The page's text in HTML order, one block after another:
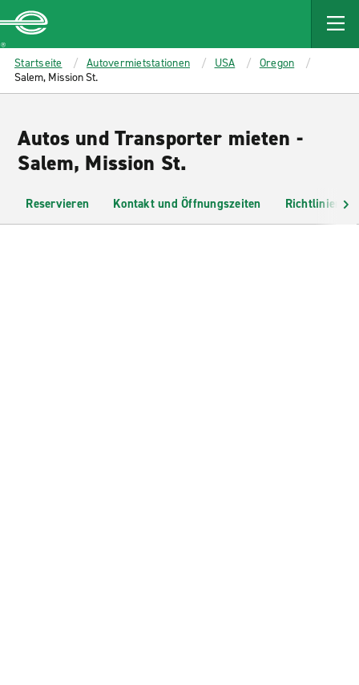
MAIN
CONTENT
Enterprise
Startseite Autovermietstationen USA
Oregon
Salem, Mission St.
Autos und Transporter mieten -
Salem, Mission St.
Reservieren Kontakt und Öffnungszeiten Richtlinien